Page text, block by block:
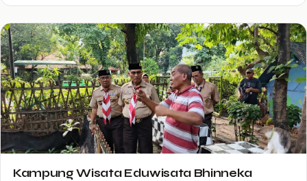
Kampung Wisata Eduwisata Bhinneka